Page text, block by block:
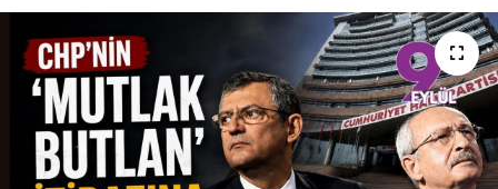
TEKNOLOJİ
YAŞAM
YEREL YÖNETİMLER